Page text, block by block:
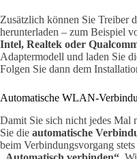
Zusätzlich können Sie Treiber
herunterladen – zum Beispiel
Intel, Realtek oder
Adaptermodell und laden Sie
Folgen Sie dann dem
Automatische WLAN-
Damit Sie sich nicht jedes Mal
Sie die automatische
beim Verbindungsvorgang